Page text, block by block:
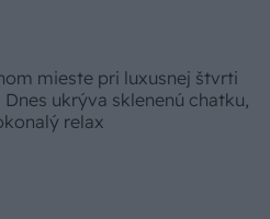
mieste pri luxusnej štvrti
ukrýva sklenenú chatku,
relax